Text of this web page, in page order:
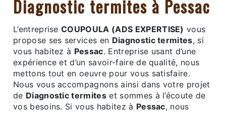
Diagnostic termites à Pessac
L’entrepriseCOUPOULA (ADS EXPERTISE) vous
propose ses services en Diagnostic termites, si
vous habitez à Pessac. Entreprise usant d’une
expérience et d’un savoir-faire de qualité, nous
mettons tout en oeuvre pour vous satisfaire.
Nous vous accompagnons ainsi dans votre projet
de Diagnostic termites et sommes à l’écoute de
vos besoins. Si vous habitez à Pessac, nous